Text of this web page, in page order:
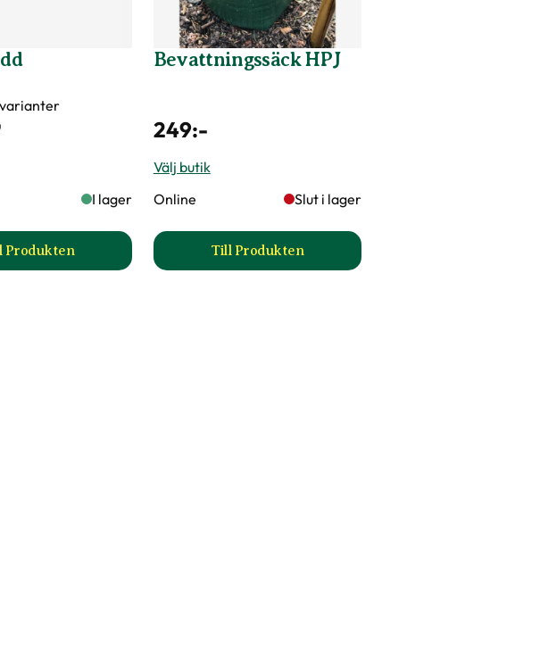
I lager
Produkten
till Stamskydd produktsida
Bevattningssäck HPJ
249:-
Välj butik
Online
Slut i lager
Till Produkten
till Bevattningssäck HPJ produktsida